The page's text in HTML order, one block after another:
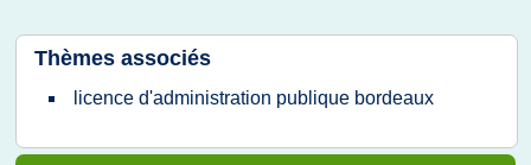
Thèmes associés
licence d'administration publique bordeaux